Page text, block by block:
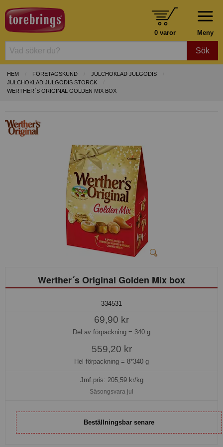
Meny
0 varor
Sök
HEM FÖRETAGSKUND
JULCHOKLAD JULGODIS
JULCHOKLAD JULGODIS STORCK
WERTHER´S ORIGINAL GOLDEN MIX BOX
Werther´s Original Golden Mix box
334531
69,90 kr
Del av förpackning = 340 g
559,20 kr
Hel förpackning = 8*340 g
Jmf.pris: 205,59kr/kg
Säsongsvara jul
Beställningsbar senare